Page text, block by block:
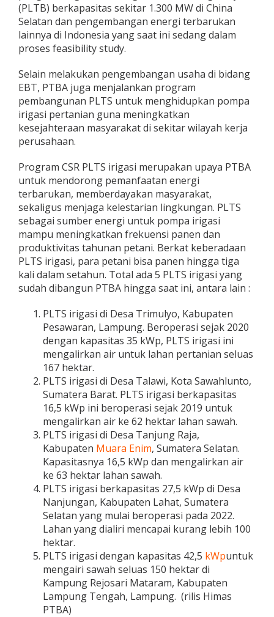
(PLTB) berkapasitas sekitar 1.300 MW di China
Selatan dan pengembangan energi terbarukan
lainnya di Indonesia yang saat ini sedang dalam
proses feasibility study.
Selain melakukan pengembangan usaha di bidang
EBT, PTBA juga menjalankan program
pembangunan PLTS untuk menghidupkan pompa
irigasi pertanian guna meningkatkan
kesejahteraan masyarakat di sekitar wilayah kerja
perusahaan.
Program CSR PLTS irigasi merupakan upaya PTBA
untuk mendorong pemanfaatan energi
terbarukan, memberdayakan masyarakat,
sekaligus menjaga kelestarian lingkungan. PLTS
sebagai sumber energi untuk pompa irigasi
mampu meningkatkan frekuensi panen dan
produktivitas tahunan petani. Berkat keberadaan
PLTS irigasi, para petani bisa panen hingga tiga
kali dalam setahun. Total ada 5 PLTS irigasi yang
sudah dibangun PTBA hingga saat ini, antara lain :
PLTS irigasi di Desa Trimulyo, Kabupaten
Pesawaran, Lampung. Beroperasi sejak 2020
dengan kapasitas 35 kWp, PLTS irigasi ini
mengalirkan air untuk lahan pertanian seluas
167 hektar.
PLTS irigasi di Desa Talawi, Kota Sawahlunto,
Sumatera Barat. PLTS irigasi berkapasitas
16,5 kWp ini beroperasi sejak 2019 untuk
mengalirkan air ke 62 hektar lahan sawah.
PLTS irigasi di Desa Tanjung Raja,
Kabupaten Muara Enim, Sumatera Selatan.
Kapasitasnya 16,5 kWp dan mengalirkan air
ke 63 hektar lahan sawah.
PLTS irigasi berkapasitas 27,5 kWp di Desa
Nanjungan, Kabupaten Lahat, Sumatera
Selatan yang mulai beroperasi pada 2022.
Lahan yang dialiri mencapai kurang lebih 100
hektar.
PLTS irigasi dengan kapasitas 42,5 kWpuntuk
mengairi sawah seluas 150 hektar di
Kampung Rejosari Mataram, Kabupaten
Lampung Tengah, Lampung. (rilis Himas
PTBA)